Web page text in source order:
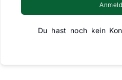
Du hast noch kein